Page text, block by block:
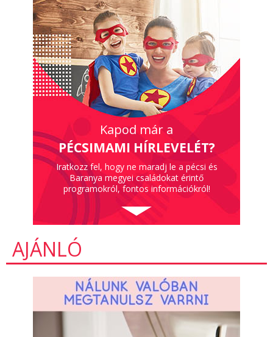
Kapod már a
PÉCSIMAMI HÍRLEVELÉT?
Iratkozz fel, hogy ne maradj le a pécsi és
Baranya megyei családokat érintő
programokról, fontos információkról!
AJÁNLÓ